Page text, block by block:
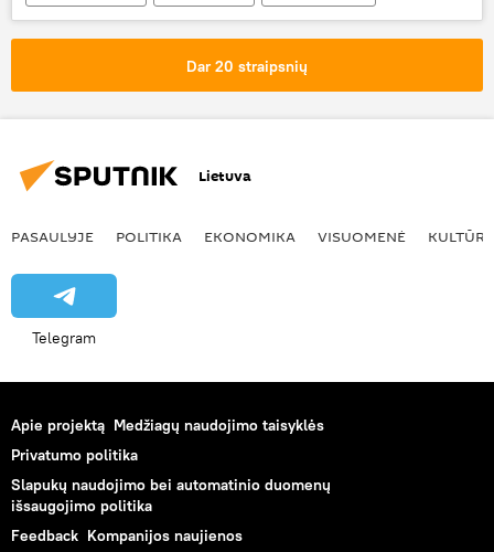
saldainiai
šokoladas
Dar 20 straipsnių
Lietuva
PASAULYJE POLITIKA EKONOMIKA VISUOMENĖ KULTŪRA
Telegram
Apie projektą Medžiagų naudojimo taisyklės
Privatumo politika
Slapukų naudojimo bei automatinio duomenų
išsaugojimo politika
Feedback Kompanijos naujienos